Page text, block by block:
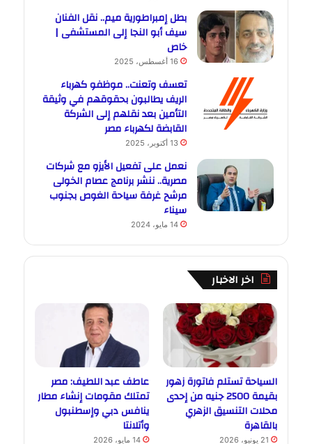
بطل إمبراطورية ميم.. نقل الفنان
سيف أبو النجا إلى المستشفى |
خاص
16 أغسطس، 2025
تعسف وتعنت.. موظفو كهرباء
الريف يطالبون بحقوقهم في وثيقة
التأمين بعد نقلهم إلى الشركة
القابضة لكهرباء مصر
13 أكتوبر، 2025
نعمل على تفعيل الأيزو مع شركات
مصرية.. ننشر برنامج عصام الخولى
مرشح غرفة سياحة الغوص بجنوب
سيناء
14 مايو، 2024
اخر الاخبار
السياحة تستلم فاتورة زهور
بقيمة 2500 جنيه من إحدى
محلات التنسيق الزهري
بالقاهرة
21 يونيو، 2026
عاطف عبد اللطيف: مصر
تمتلك مقومات إنشاء مطار
ينافس دبي وإسطنبول
وأتلانتا
14 مايو، 2026